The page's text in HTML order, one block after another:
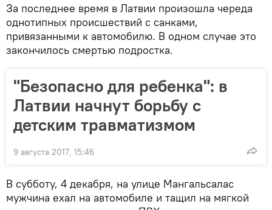
За последнее время в Латвии произошла череда
однотипных происшествий с санками,
привязанными к автомобилю. В одном случае это
закончилось смертью подростка.
"Безопасно для ребенка": в
Латвии начнут борьбу с
детским травматизмом
9 августа 2017, 15:46
В субботу, 4 декабря, на улице Мангальсалас
мужчина ехал на автомобиле и тащил на мягкой